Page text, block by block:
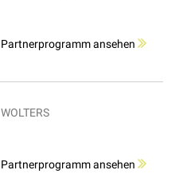
Partnerprogramm ansehen
WOLTERS
Partnerprogramm ansehen